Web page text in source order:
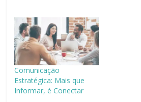
Comunicação
Estratégica: Mais que
Informar, é Conectar